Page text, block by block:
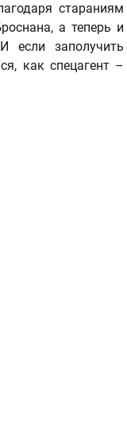
стараниям
а теперь и
если заполучить
как спецагент –